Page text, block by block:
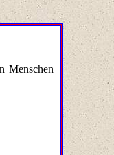
Menschen